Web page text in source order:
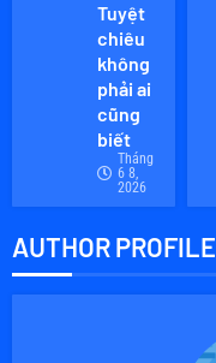
Tuyệt
chiêu
không
phải ai
cũng
biết
Tháng
6 8,
2026
AUTHOR PROFILE